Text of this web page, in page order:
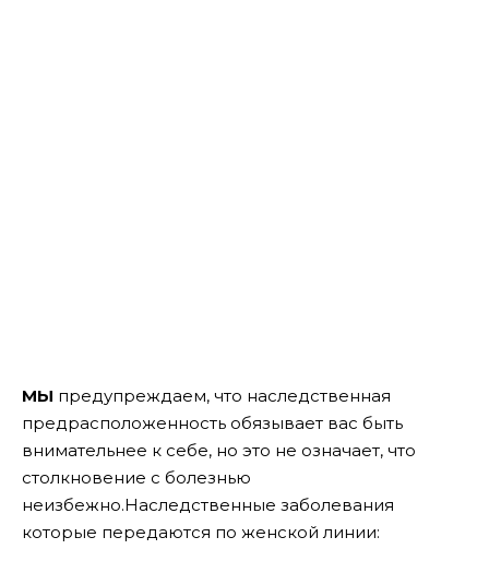
МЫ предупреждаем, что наследственная
предрасположенность обязывает вас быть
внимательнее к себе, но это не означает, что
столкновение с болезнью
неизбежно.Наследственные заболевания
которые передаются по женской линии: